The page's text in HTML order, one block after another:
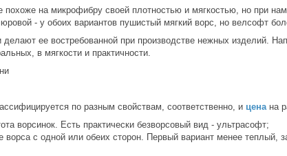
похоже на микрофибру своей плотностью и мягкостью, но при
- у обоих вариантов пушистый мягкий ворс, но велсофт
делают ее востребованной при производстве нежных изделий.
в мягкости и практичности.
по разным свойствам, соответственно, и цена на
ворсинок. Есть практически безворсовый вид - ультрасофт;
ворса с одной или обеих сторон. Первый вариант менее теплый,